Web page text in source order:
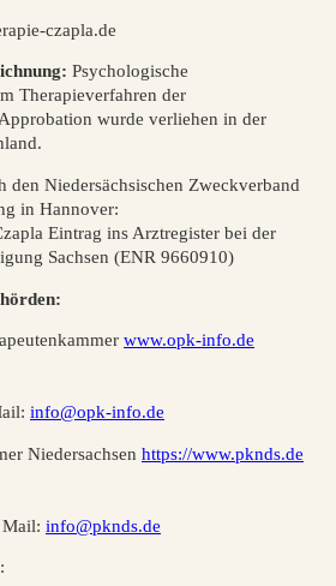
czapla.de
Psychologische
Therapieverfahren der
wurde verliehen in der
den Niedersächsischen Zweckverband
in Hannover:
Eintrag ins Arztregister bei der
Sachsen (ENR 9660910)
www.opk-info.de
info@opk-info.de
Niedersachsen https://www.pknds.de
info@pknds.de
: